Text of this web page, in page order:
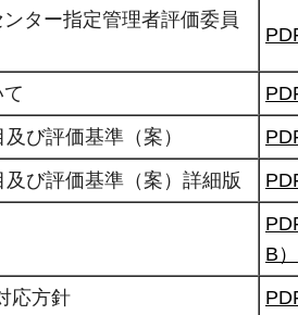
ター指定管理者評価委員
び評価基準（案）
び評価基準（案）詳細版
B）
応方針